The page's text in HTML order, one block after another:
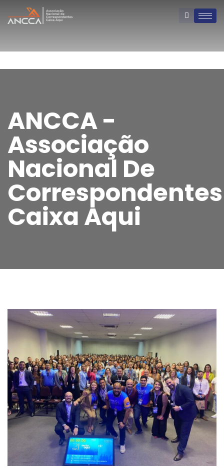
ANCCA -
Associação
Nacional De
Correspondentes
Caixa Aqui